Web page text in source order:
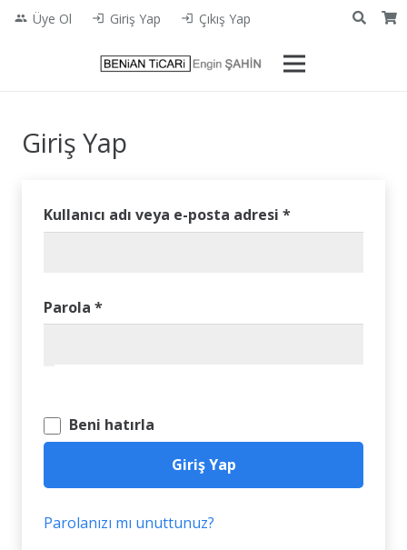
people Üye Ol login Giriş Yap login Çıkış Yap
Giriş Yap
Kullanıcı adı veya e-posta adresi *Gerekli
Parola *Gerekli
Beni hatırla
Giriş Yap
Parolanızı mı unuttunuz?